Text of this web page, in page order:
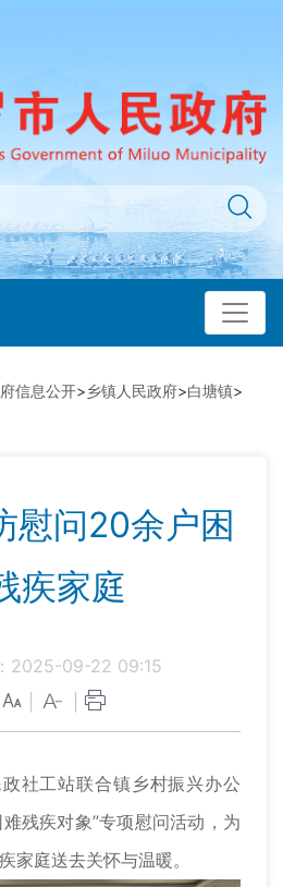
信息公开>乡镇人民政府>白塘镇>
慰问20余户困
疾家庭
2025-09-22 09:15
工站联合镇乡村振兴办公
残疾对象”专项慰问活动，为
家庭送去关怀与温暖。